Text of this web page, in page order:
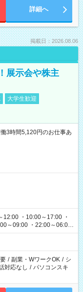
詳細へ
掲載日：2026.08.06
展示会や株主
大学生歓迎
時間5,120円のお仕事あ
・10:00～17:00 ・
～09:00 ・22:00～06:00
/ 副業・WワークOK / シ
対応なし / パソコンスキ